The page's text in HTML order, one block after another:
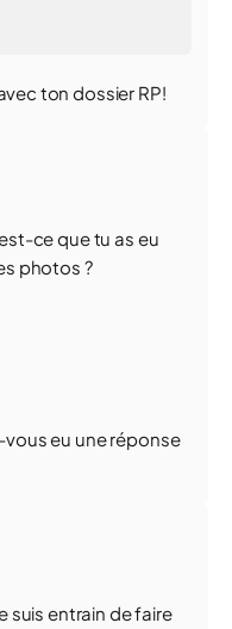
ton dossier RP!
ce que tu as eu
photos ?
vous eu une réponse
suis entrain de faire